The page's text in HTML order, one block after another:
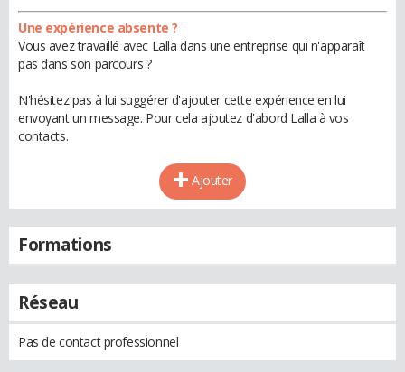
Une expérience absente ?
Vous avez travaillé avec Lalla dans une entreprise qui n'apparaît
pas dans son parcours ?
N'hésitez pas à lui suggérer d'ajouter cette expérience en lui
envoyant un message. Pour cela ajoutez d'abord Lalla à vos
contacts.
Ajouter
Formations
Réseau
Pas de contact professionnel